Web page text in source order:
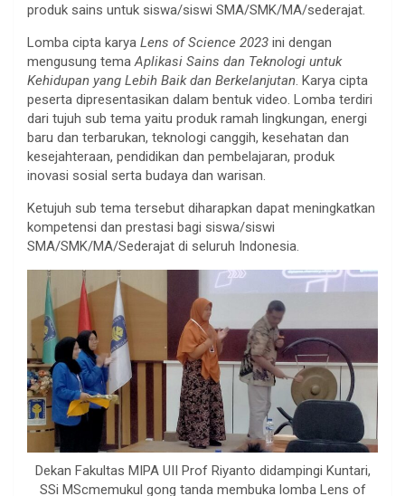
produk sains untuk siswa/siswi SMA/SMK/MA/sederajat.
Lomba cipta karya Lens of Science 2023 ini dengan
mengusung temaAplikasi Sains dan Teknologi untuk
Kehidupan yang Lebih Baik dan Berkelanjutan. Karya cipta
peserta dipresentasikan dalam bentuk video. Lomba terdiri
dari tujuh sub tema yaitu produk ramah lingkungan, energi
baru dan terbarukan, teknologi canggih, kesehatan dan
kesejahteraan, pendidikan dan pembelajaran, produk
inovasi sosial serta budaya dan warisan.
Ketujuh sub tema tersebut diharapkan dapat meningkatkan
kompetensi dan prestasi bagi siswa/siswi
SMA/SMK/MA/Sederajat di seluruh Indonesia.
Dekan Fakultas MIPA UII Prof Riyanto didampingi Kuntari,
SSi MScmemukul gong tanda membuka lomba Lens of